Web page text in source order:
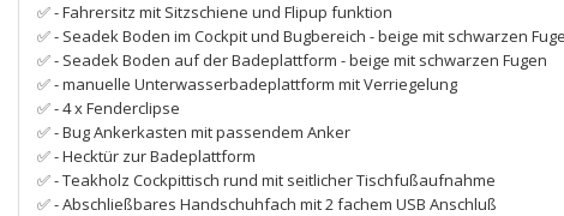
✅ - Fahrersitz mit Sitzschiene und Flipup funktion
✅ - Seadek Boden im Cockpit und Bugbereich - beige mit schwarzen
✅ - Seadek Boden auf der Badeplattform - beige mit schwarzen Fugen
✅ - manuelle Unterwasserbadeplattform mit Verriegelung
✅ - 4 x Fenderclipse
✅ - Bug Ankerkasten mit passendem Anker
✅ - Hecktür zur Badeplattform
✅ - Teakholz Cockpittisch rund mit seitlicher Tischfußaufnahme
✅ - Abschließbares Handschuhfach mit 2 fachem USB Anschluß